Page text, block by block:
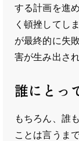
する計画を進
く頓挫してし
が最終的に失
害が生み出さ
誰にとっ
もちろん、誰
ことは言うま